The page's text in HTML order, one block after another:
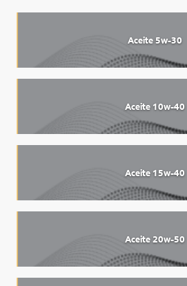
Aceite 5w-30
Aceite 10w-40
Aceite 15w-40
Aceite 20w-50